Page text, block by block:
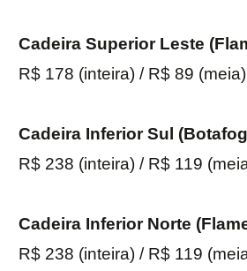
Cadeira Superior Leste
R$ 178 (inteira) / R$ 89 (meia)
Cadeira Inferior Sul
R$ 238 (inteira) / R$ 119
Cadeira Inferior Norte
R$ 238 (inteira) / R$ 119